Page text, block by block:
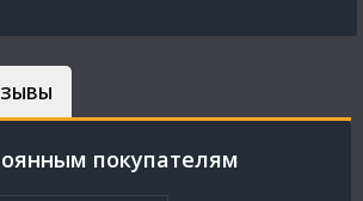
покупателям